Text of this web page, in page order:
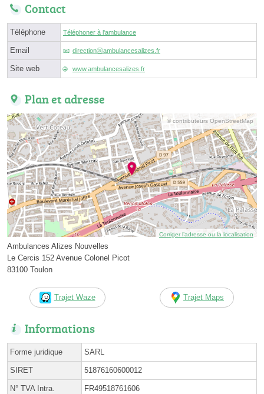
Contact
Téléphone Téléphoner à l'ambulance
Email directionⓐambulancesalizes.fr
Site web www.ambulancesalizes.fr
Plan et adresse
© contributeurs OpenStreetMap
Corriger l’adresse ou la localisation
Ambulances Alizes Nouvelles
Le Cercis 152 Avenue Colonel Picot
83100 Toulon
Trajet Waze Trajet Maps
Informations
Forme juridique SARL
SIRET 51876160600012
N° TVA Intra. FR49518761606